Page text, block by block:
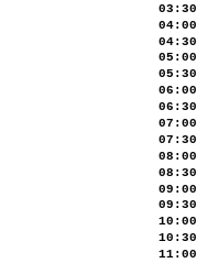
03:30
04:00
04:30
05:00
05:30
06:00
06:30
07:00
07:30
08:00
08:30
09:00
09:30
10:00
10:30
11:00